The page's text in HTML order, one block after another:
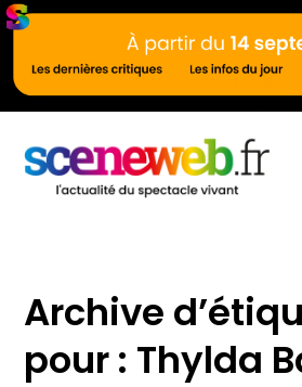
Archive
pour : Thylda